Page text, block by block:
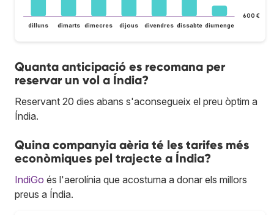
600 €
dilluns dimarts dimecres dijous divendres dissabte diumenge
Quanta anticipació es recomana per
reservar un vol a Índia?
Reservant 20 dies abans s'aconsegueix el preu òptim a
Índia.
Quina companyia aèria té les tarifes més
econòmiques pel trajecte a Índia?
IndiGo és l'aerolínia que acostuma a donar els millors
preus a Índia.